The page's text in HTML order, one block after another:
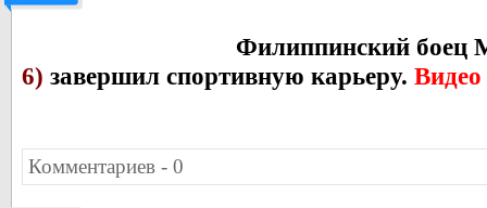
Филиппинский
6) завершил спортивную карьеру. Видео
Комментариев - 0